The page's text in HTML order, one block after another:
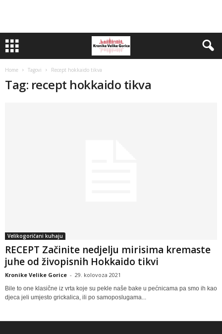
Home Tagovi Recept hokkaido tikva
Tag: recept hokkaido tikva
Velikogoričani kuhaju
RECEPT Začinite nedjelju mirisima kremaste
juhe od živopisnih Hokkaido tikvi
Kronike Velike Gorice - 29. kolovoza 2021
Bile to one klasične iz vrta koje su pekle naše bake u pećnicama pa smo ih kao
djeca jeli umjesto grickalica, ili po samoposlugama...